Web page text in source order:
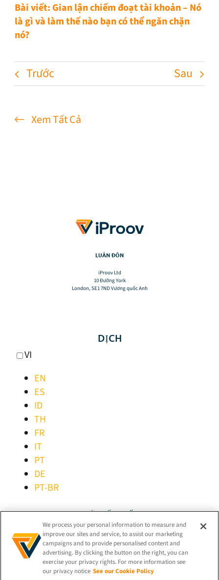
Bài viết: Gian lận chiếm đoạt tài khoản – Nó
là gì và làm thế nào bạn có thể ngăn chặn
nó?
Trước Sau
Xem Tất Cả
LUÂN ĐÔN
iProov Ltd
10 Đường York
London, SE1 7ND Vương quốc Anh
DỊCH
VI
EN
ES
ID
TH
FR
IT
PT
DE
PT-BR
GIỮ KẾT NỐI!
© 2026 iProov |Chính sách bảo mật
We process your personal information to measure and
improve our sites and service, to assist our marketing
campaigns and to provide personalised content and
advertising. By clicking the button on the right, you can
exercise your privacy rights. For more information see
our privacy notice See our Cookie Policy